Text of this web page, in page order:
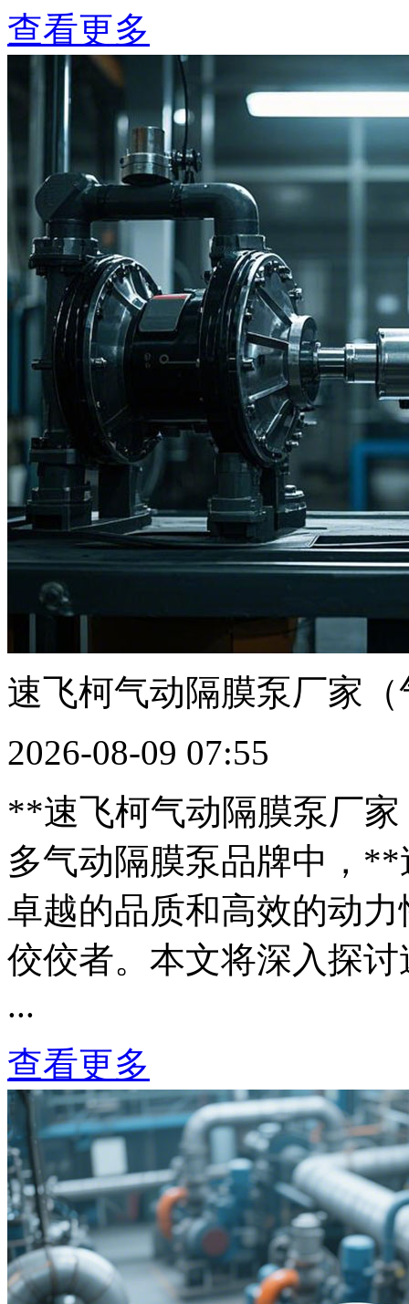
查看更多
速飞柯气动隔膜泵厂家
2026-08-09 07:55
**速飞柯气动隔膜泵厂
多气动隔膜泵品牌中，
卓越的品质和高效的动
佼佼者。本文将深入探
...
查看更多